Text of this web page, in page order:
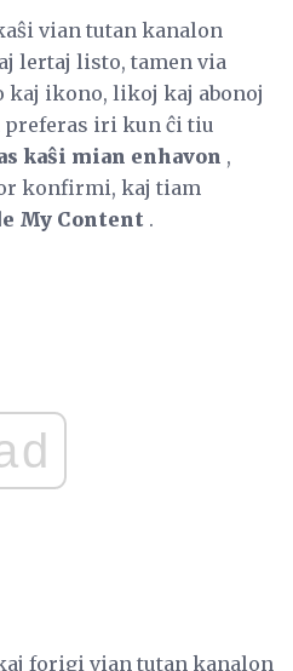
vian tutan kanalon
lertaj listo, tamen via
kaj ikono, likoj kaj abonoj
preferas iri kun ĉi tiu
kaŝi mian enhavon ,
konfirmi, kaj tiam
My Content .
forigi vian tutan kanalon